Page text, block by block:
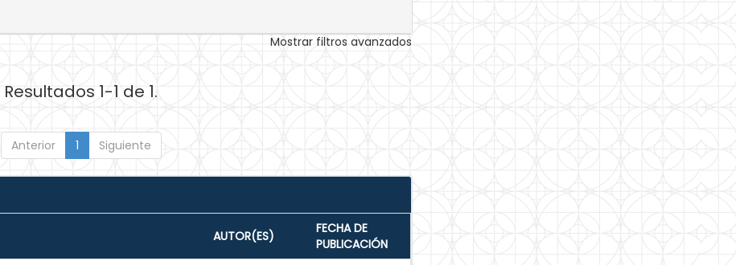
Mostrar filtros avanzados
Resultados 1-1 de 1.
Anterior 1 Siguiente
AUTOR(ES)
FECHA DE
PUBLICACIÓN